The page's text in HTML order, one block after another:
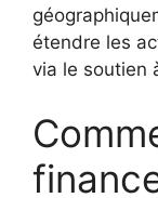
étendre les
via le soutien